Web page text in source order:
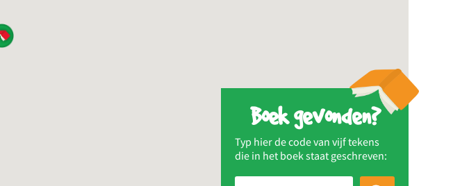
Boek gevonden?
Typ hier de code van vijf tekens
die in het boek staat geschreven: